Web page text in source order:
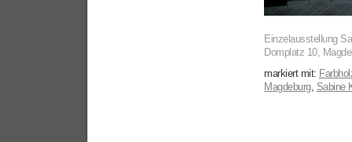
Einzelausstellung
Domplatz 10,
markiert mit:
Magdeburg, Sabine